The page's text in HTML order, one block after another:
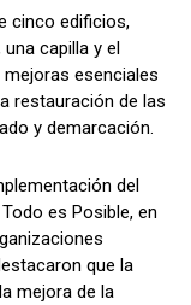
cinco edificios,
capilla y el
esenciales
restauración de las
y demarcación.
del
es Posible, en
que la
mejora de la